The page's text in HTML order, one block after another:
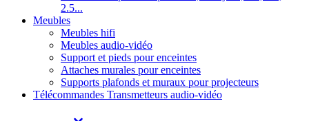
2.5...
Meubles
Meubles hifi
Meubles audio-vidéo
Support et pieds pour enceintes
Attaches murales pour enceintes
Supports plafonds et muraux pour projecteurs
Télécommandes Transmetteurs audio-vidéo